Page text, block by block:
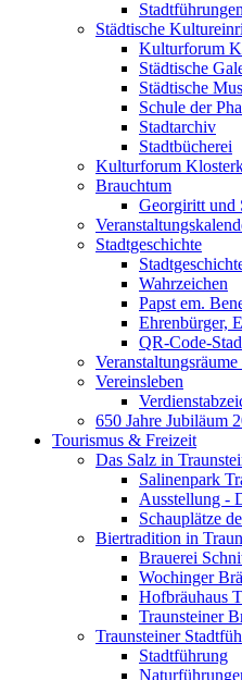
Stadtführungen
Städtische
Kulturforum
Städtische
Städtische
Schule der
Stadtarchiv
Stadtbücherei
Kulturforum
Brauchtum
Georgiritt und
Stadtgeschichte
Wahrzeichen
Papst em.
Ehrenbürger,
QR-Code-
Vereinsleben
650 Jahre Jubiläum
Tourismus & Freizeit
Das Salz in
Salinenpark
Ausstellung -
Schauplätze
Biertradition in
Brauerei
Wochinger
Hofbräuhaus
Traunsteiner
Traunsteiner
Stadtführung